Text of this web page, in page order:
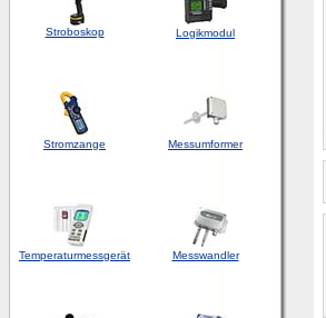
Stroboskop Logikmodul
Stromzange Messumformer
Temperaturmessgerät Messwandler